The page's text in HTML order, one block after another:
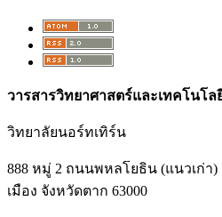
วารสารวิทยาศาสตร์และเทคโนโล
วิทยาลัยนอร์ทเทิร์น
888 หมู่ 2 ถนนพหลโยธิน (แนวเก่า
เมือง จังหวัดตาก 63000